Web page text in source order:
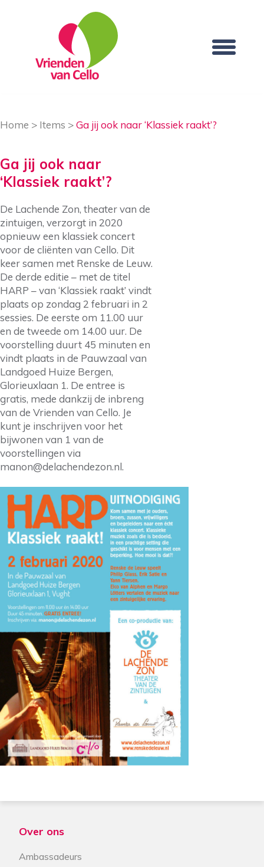
Home > Items >Ga jij ook naar ‘Klassiek raakt’?
Ga jij ook naar
‘Klassiek raakt’?
De Lachende Zon, theater van de
zintuigen, verzorgt in 2020
opnieuw een klassiek concert
voor de cliënten van Cello. Dit
keer samen met Renske de Leuw.
De derde editie – met de titel
HARP – van ‘Klassiek raakt’ vindt
plaats op zondag 2 februari in 2
sessies. De eerste om 11.00 uur
en de tweede om 14.00 uur. De
voorstelling duurt 45 minuten en
vindt plaats in de Pauwzaal van
Landgoed Huize Bergen,
Glorieuxlaan 1. De entree is
gratis, mede dankzij de inbreng
van de Vrienden van Cello. Je
kunt je inschrijven voor het
bijwonen van 1 van de
voorstellingen via
manon@delachendezon.nl.
Over ons
Ambassadeurs